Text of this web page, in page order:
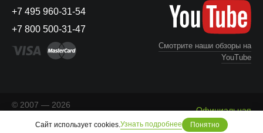
+7 495 960-31-54
+7 800 500-31-47
Смотрите наши обзоры на
YouTube
© 2007 — 2026
защищены.
Официальная
информация
Сайт использует cookies. Узнать подробнее Понятно